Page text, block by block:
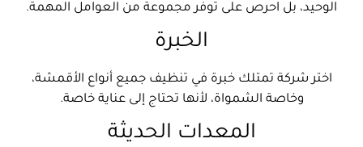
الوحيد، بل احرص على توفر مجموعة من العوامل المهمة.
الخبرة
اختر شركة تمتلك خبرة في تنظيف جميع أنواع الأقمشة،
وخاصة الشمواة، لأنها تحتاج إلى عناية خاصة.
المعدات الحديثة